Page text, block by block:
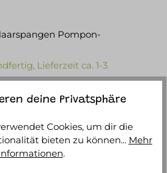
Lieferzeit ca. 1-3
DEN WARENKORB
deine Privatsphäre
Cookies, um dir die
bieten zu können... Mehr
.